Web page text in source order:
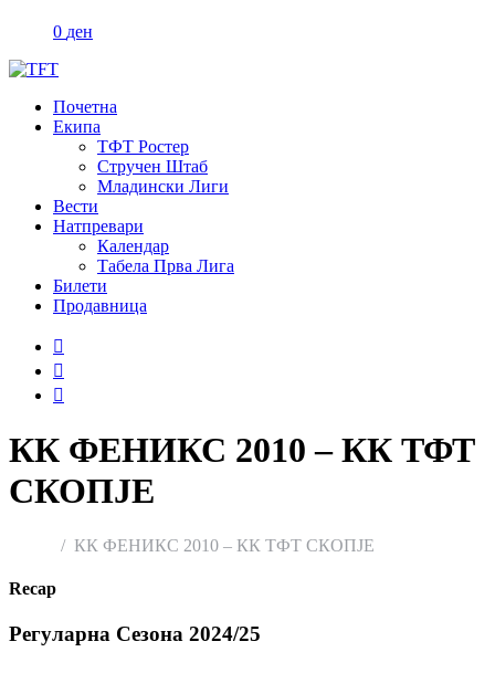
0 ден
Почетна
Екипа
ТФТ Ростер
Стручен Штаб
Младински Лиги
Вести
Натпревари
Календар
Табела Прва Лига
Билети
Продавница
КК ФЕНИКС 2010 – КК ТФТ
СКОПЈЕ
КК ФЕНИКС 2010 – КК ТФТ СКОПЈЕ
Recap
Регуларна Сезона 2024/25